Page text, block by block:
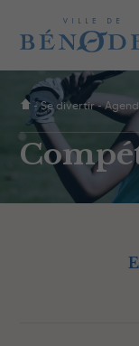
-Se divertir-